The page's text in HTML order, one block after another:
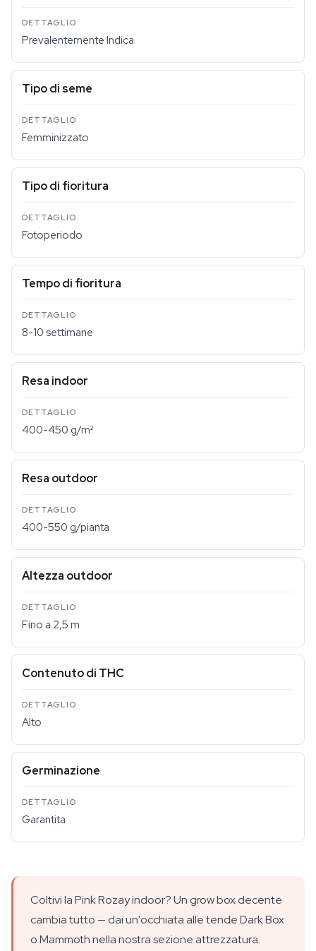
Prevalentemente Indica
Tipo di seme
Femminizzato
Tipo di fioritura
Fotoperiodo
Tempo di fioritura
8-10 settimane
Resa indoor
400-450 g/m²
Resa outdoor
400-550 g/pianta
Altezza outdoor
Fino a 2,5 m
Contenuto di THC
Alto
Germinazione
Garantita
Coltivi la Pink Rozay indoor? Un grow box decente
cambia tutto — dai un'occhiata alle tende Dark Box
o Mammoth nella nostra sezione attrezzatura.